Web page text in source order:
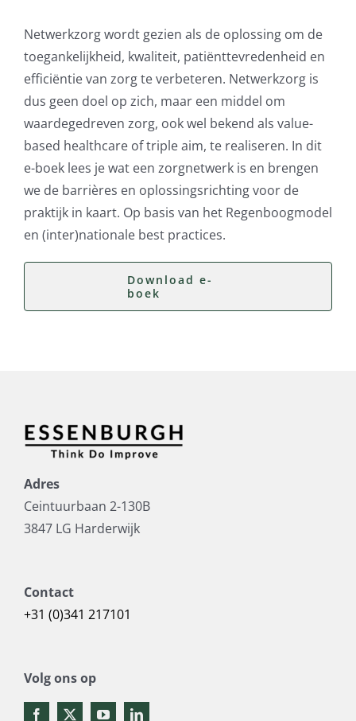
Netwerkzorg wordt gezien als de oplossing om de
toegankelijkheid, kwaliteit, patiënttevredenheid en
efficiëntie van zorg te verbeteren. Netwerkzorg is
dus geen doel op zich, maar een middel om
waardegedreven zorg, ook wel bekend als value-
based healthcare of triple aim, te realiseren. In dit
e-boek lees je wat een zorgnetwerk is en brengen
we de barrières en oplossingsrichting voor de
praktijk in kaart. Op basis van het Regenboogmodel
en (inter)nationale best practices.
Download e-
boek
Adres
Ceintuurbaan 2-130B
3847 LG Harderwijk
Contact
+31 (0)341 217101
Volg ons op